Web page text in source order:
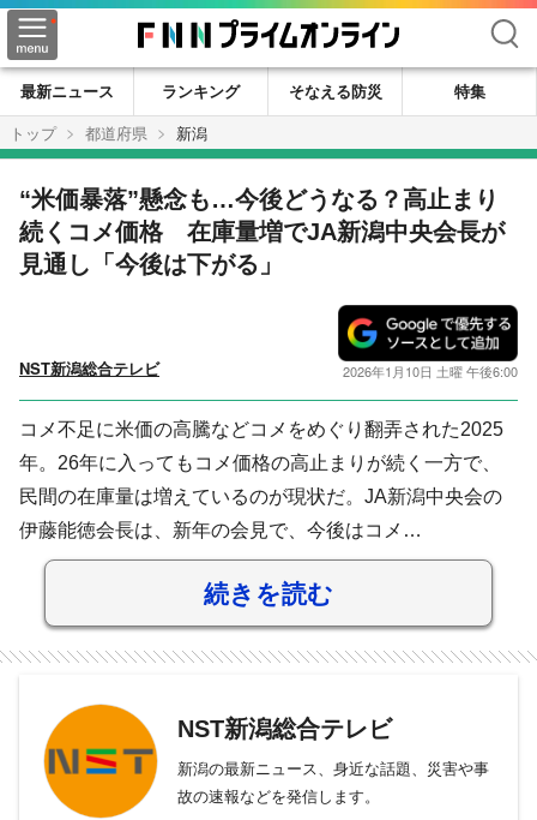
検索
最新ニュース ランキング そなえる防災
特集
トップ
都道府県 新潟
“米価暴落”懸念も…今後どうなる？高止まり
続くコメ価格 在庫量増でJA新潟中央会長が
見通し「今後は下がる」
NST新潟総合テレビ 2026年1月10日 土曜 午後6:00
コメ不足に米価の高騰などコメをめぐり翻弄された2025
年。26年に入ってもコメ価格の高止まりが続く一方で、
民間の在庫量は増えているのが現状だ。JA新潟中央会の
伊藤能徳会長は、新年の会見で、今後はコメ…
続きを読む
NST新潟総合テレビ
新潟の最新ニュース、身近な話題、災害や事
故の速報などを発信します。